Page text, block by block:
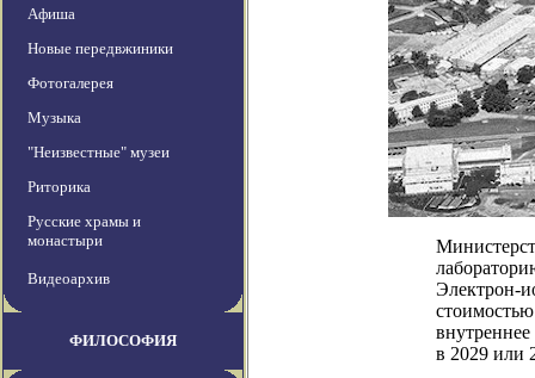
Афиша
Новые передвжиники
Фотогалерея
Музыка
"Неизвестные" музеи
Риторика
Русские храмы и
монастыри
Видеоархив
ФИЛОСОФИЯ
Электрон-
в 2029 или